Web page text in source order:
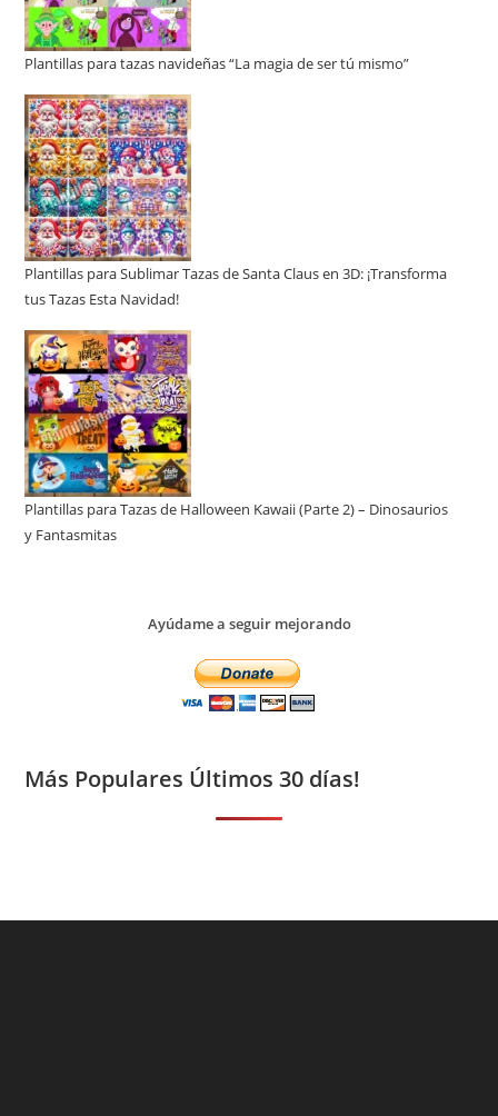
Plantillas para tazas navideñas “La magia de ser tú mismo”
Plantillas para Sublimar Tazas de Santa Claus en 3D: ¡Transforma
tus Tazas Esta Navidad!
Plantillas para Tazas de Halloween Kawaii (Parte 2) – Dinosaurios
y Fantasmitas
Ayúdame a seguir mejorando
Más Populares Últimos 30 días!